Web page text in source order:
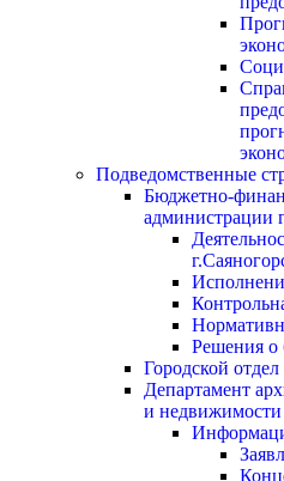
Подведомственные
Бюджетно-
администрации
Решения о
Городской
Департамент
и недвижимости